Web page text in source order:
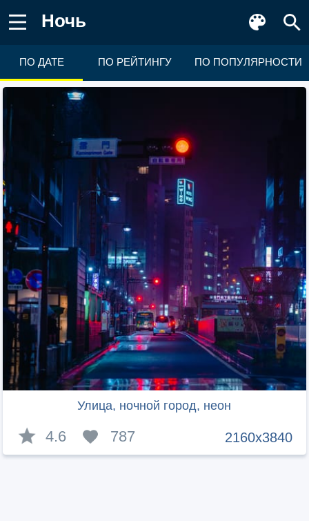
Ночь
ПО ДАТЕ ПО РЕЙТИНГУ ПО ПОПУЛЯРНОСТИ
Улица, ночной город, неон
2160x3840
4.6 787